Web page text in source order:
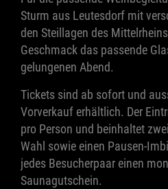
Sturm aus Leutesdorf mit
den Steillagen des
Geschmack das passende
gelungenen Abend.
Tickets sind ab sofort und
Vorverkauf erhältlich. Der
pro Person und beinhaltet
Wahl sowie einen Pausen-
jedes Besucherpaar einen
Saunagutschein.